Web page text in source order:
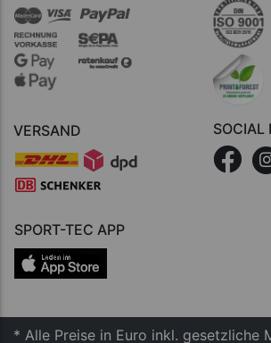
VERSAND SOCIAL
SPORT-TEC APP
* Alle Preise in Euro inkl. gesetzliche